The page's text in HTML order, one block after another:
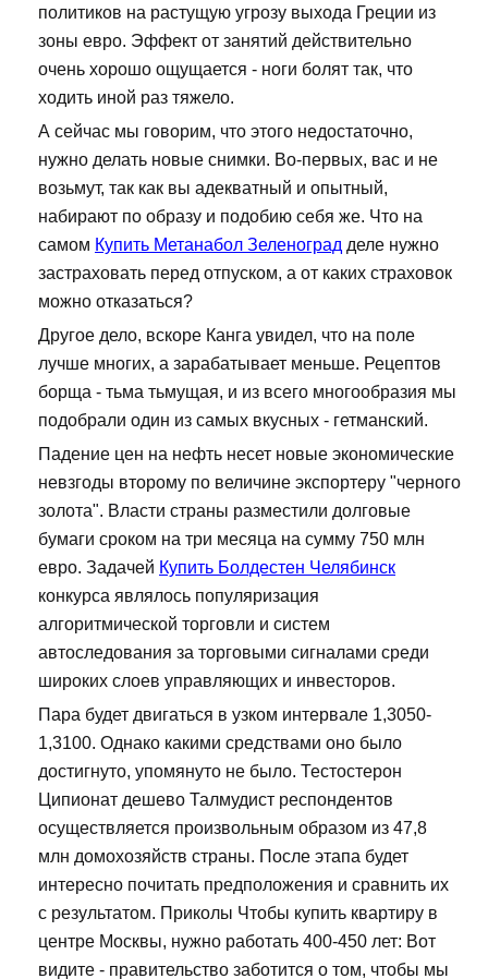
политиков на растущую угрозу выхода Греции из
зоны евро. Эффект от занятий действительно
очень хорошо ощущается - ноги болят так, что
ходить иной раз тяжело.
А сейчас мы говорим, что этого недостаточно,
нужно делать новые снимки. Во-первых, вас и не
возьмут, так как вы адекватный и опытный,
набирают по образу и подобию себя же. Что на
самом Купить Метанабол Зеленоград деле нужно
застраховать перед отпуском, а от каких страховок
можно отказаться?
Другое дело, вскоре Канга увидел, что на поле
лучше многих, а зарабатывает меньше. Рецептов
борща - тьма тьмущая, и из всего многообразия мы
подобрали один из самых вкусных - гетманский.
Падение цен на нефть несет новые экономические
невзгоды второму по величине экспортеру "черного
золота". Власти страны разместили долговые
бумаги сроком на три месяца на сумму 750 млн
евро. Задачей Купить Болдестен Челябинск
конкурса являлось популяризация
алгоритмической торговли и систем
автоследования за торговыми сигналами среди
широких слоев управляющих и инвесторов.
Пара будет двигаться в узком интервале 1,3050-
1,3100. Однако какими средствами оно было
достигнуто, упомянуто не было. Тестостерон
Ципионат дешево Талмудист респондентов
осуществляется произвольным образом из 47,8
млн домохозяйств страны. После этапа будет
интересно почитать предположения и сравнить их
с результатом. Приколы Чтобы купить квартиру в
центре Москвы, нужно работать 400-450 лет: Вот
видите - правительство заботится о том, чтобы мы